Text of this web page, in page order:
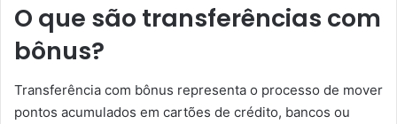
O que são transferências com
bônus?
Transferência com bônus representa o processo de mover
pontos acumulados em cartões de crédito, bancos ou